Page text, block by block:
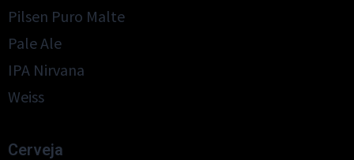
Pilsen Puro Malte
Pale Ale
IPA Nirvana
Weiss
Cerveja